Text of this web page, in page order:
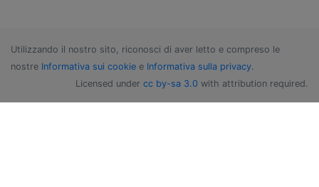
Utilizzando il nostro sito, riconosci di aver letto e compreso le
nostre Informativa sui cookie e Informativa sulla privacy.
Licensed under cc by-sa 3.0 with attribution required.